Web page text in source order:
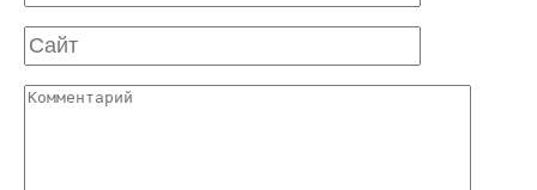
Сайт
Комментарий